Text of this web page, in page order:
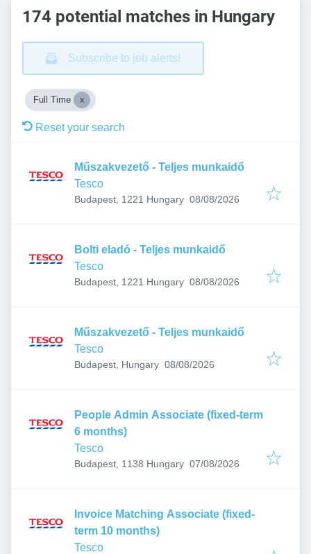
174 potential matches in Hungary
Subscribe to job alerts!
Full Time
Reset your search
Műszakvezető - Teljes munkaidő
Tesco
Budapest, 1221 Hungary Published:
08/08/2026
Bolti eladó - Teljes munkaidő
Tesco
Budapest, 1221 Hungary Published:
08/08/2026
Műszakvezető - Teljes munkaidő
Tesco
Budapest, Hungary Published:
08/08/2026
People Admin Associate (fixed-term
6 months)
Tesco
Budapest, 1138 Hungary Published:
07/08/2026
Invoice Matching Associate (fixed-
term 10 months)
Tesco